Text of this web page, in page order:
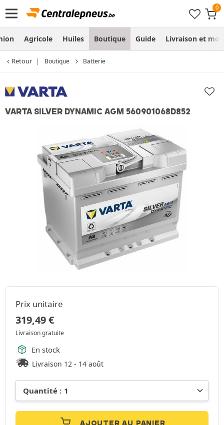
Agricole Huiles Boutique Guide Livraison et
Retour Boutique Batterie
VARTA SILVER DYNAMIC AGM 560901068D852
Prix unitaire
319,49€
Livraison gratuite
En stock
Livraison 12 - 14 août
AJOUTER AU PANIER